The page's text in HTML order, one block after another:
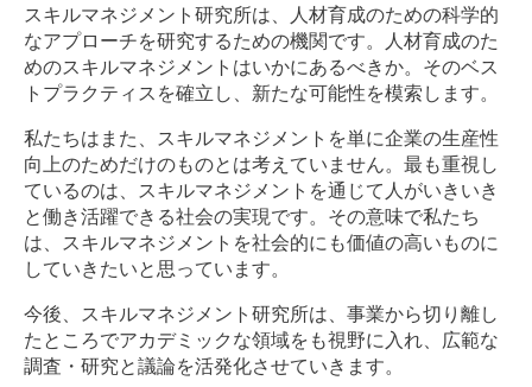
スキルマネジメント研究所は、人材育成のための科学的
なアプローチを研究するための機関です。人材育成のた
めのスキルマネジメントはいかにあるべきか。そのベス
トプラクティスを確立し、新たな可能性を模索します。
私たちはまた、スキルマネジメントを単に企業の生産性
向上のためだけのものとは考えていません。最も重視し
ているのは、スキルマネジメントを通じて人がいきいき
と働き活躍できる社会の実現です。その意味で私たち
は、スキルマネジメントを社会的にも価値の高いものに
していきたいと思っています。
今後、スキルマネジメント研究所は、事業から切り離し
たところでアカデミックな領域をも視野に入れ、広範な
調査・研究と議論を活発化させていきます。